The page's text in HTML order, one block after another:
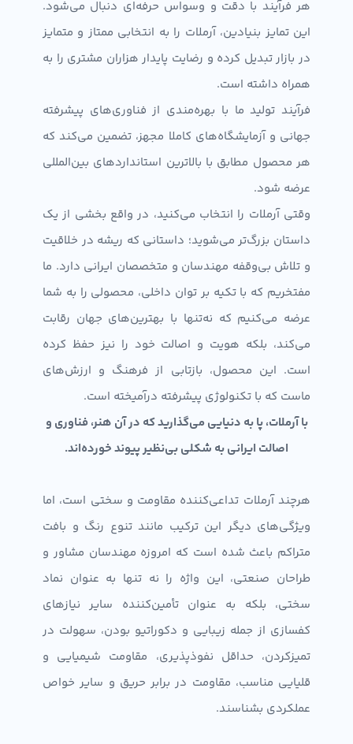
هر فرآیند با دقت و وسواس حرفه‌ای دنبال می‌شود.
این تمایز بنیادین، آرملات را به انتخابی ممتاز و متمایز
در بازار تبدیل کرده و رضایت پایدار هزاران مشتری را به
همراه داشته است.
فرآیند تولید ما با بهره‌مندی از فناوری‌های پیشرفته
جهانی و آزمایشگاه‌های کاملا مجهز، تضمین می‌کند که
هر محصول مطابق با بالاترین استانداردهای بین‌المللی
عرضه شود.
وقتی آرملات را انتخاب می‌کنید، در واقع بخشی از یک
داستان بزرگ‌تر می‌شوید؛ داستانی که ریشه در خلاقیت
و تلاش بی‌وقفه مهندسان و متخصصان ایرانی دارد. ما
مفتخریم که با تکیه بر توان داخلی، محصولی را به شما
عرضه می‌کنیم که نه‌تنها با بهترین‌های جهان رقابت
می‌کند، بلکه هویت و اصالت خود را نیز حفظ کرده
است. این محصول، بازتابی از فرهنگ و ارزش‌های
ماست که با تکنولوژی پیشرفته درآمیخته است.
با آرملات، پا به دنیایی می‌گذارید که در آن هنر، فناوری و
اصالت ایرانی به شکلی بی‌نظیر پیوند خورده‌اند.
هرچند آرملات تداعی‌کننده مقاومت و سختی است، اما
ویژگی‌های دیگر این ترکیب مانند تنوع رنگ و بافت
متراکم باعث شده است که امروزه مهندسان مشاور و
طراحان صنعتی، این واژه را نه تنها به عنوان نماد
سختی، بلکه به عنوان تأمین‌کننده سایر نیازهای
کفسازی از جمله زیبایی و دکوراتیو بودن، سهولت در
تمیزکردن، حداقل نفوذپذیری، مقاومت شیمیایی و
قلیایی مناسب، مقاومت در برابر حریق و سایر خواص
عملکردی بشناسند.